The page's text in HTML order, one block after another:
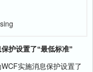
护设置了“最低标准”
实施消息保护设置了